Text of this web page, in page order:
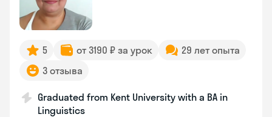
5 от 3190 ₽ за урок
29 лет опыта
3 отзыва
Graduated from Kent University with a BA in
Linguistics